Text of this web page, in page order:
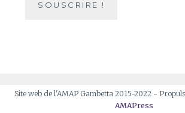
Site web de l'AMAP Gambetta 2015-2022 -
AMAPress